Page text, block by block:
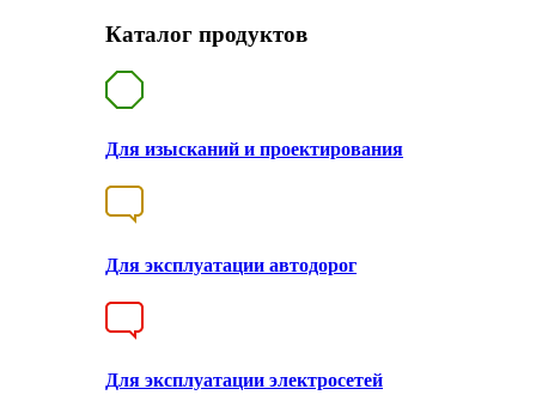
Каталог продуктов
Для изысканий и проектирования
Для эксплуатации автодорог
Для эксплуатации электросетей